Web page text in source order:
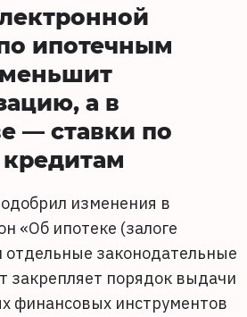
ипотечным
а в
— ставки по
изменения в
«Об ипотеке (залоге
законодательные
закрепляет порядок выдачи
финансовых инструментов